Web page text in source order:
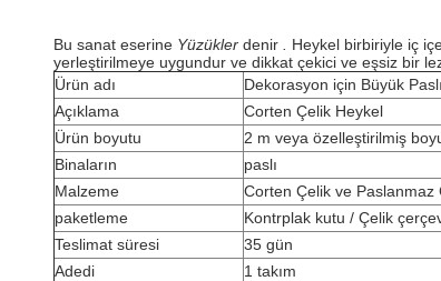
Bu sanat eserine Yüzükler denir
Heykel birbiriyle iç
yerleştirilmeye uygundur ve dikkat çekici ve eşsiz bir
Ürün adı
Dekorasyon için Büyük
Açıklama
Corten Çelik Heykel
Ürün boyutu
2 m veya özelleştirilmiş
Binaların
paslı
Malzeme
Corten Çelik ve Paslanmaz
paketleme
Kontrplak kutu / Çelik
Teslimat süresi
35 gün
Adedi
1 takım